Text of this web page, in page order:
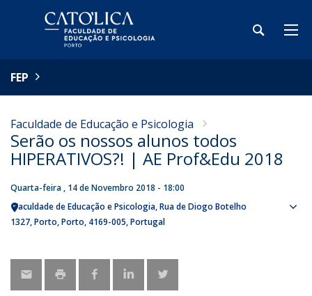
FEP
Faculdade de Educação e Psicologia
Serão os nossos alunos todos
HIPERATIVOS?! | AE Prof&Edu 2018
Quarta-feira , 14 de Novembro 2018 - 18:00
Faculdade de Educação e Psicologia Rua de Diogo Botelho
1327 Porto Porto 4169-005 Portugal